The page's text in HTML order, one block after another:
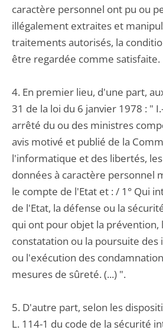
caractère personnel ont pu ou
illégalement extraites et
traitements autorisés, la
être regardée comme satisfaite.
4. En premier lieu, d'une part,
31 de la loi du 6 janvier 1978 : "
arrêté du ou des ministres
avis motivé et publié de la
l'informatique et des libertés,
données à caractère personnel
le compte de l'Etat et : / 1° Qui
de l'Etat, la défense ou la
qui ont pour objet la prévention,
constatation ou la poursuite des
ou l'exécution des
mesures de sûreté. (...) ".
5. D'autre part, selon les
L. 114-1 du code de la sécurité